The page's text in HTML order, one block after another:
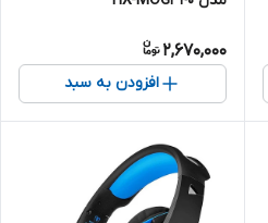
2,670,000
افزودن به سبد